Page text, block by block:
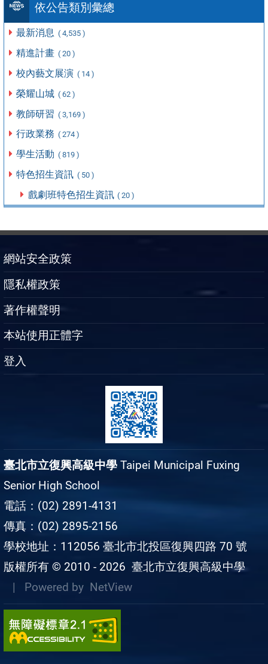
依公告類別彙總
最新消息 ( 4,535 )
精進計畫 ( 20 )
校內藝文展演 ( 14 )
榮耀山城 ( 62 )
教師研習 ( 3,169 )
行政業務 ( 274 )
學生活動 ( 819 )
特色招生資訊 ( 50 )
戲劇班特色招生資訊 ( 20 )
網站安全政策
隱私權政策
著作權聲明
本站使用正體字
登入
臺北市立復興高級中學 Taipei Municipal Fuxing
Senior High School
電話：(02) 2891-4131
傳真：(02) 2895-2156
學校地址：112056 臺北市北投區復興四路 70 號
版權所有 © 2010 - 2026 臺北市立復興高級中學
| Powered by NetView